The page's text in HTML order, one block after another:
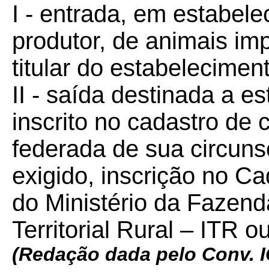
I - entrada, em
produtor, de animais
titular do
II - saída destinada a
inscrito no cadastro de
federada de sua
exigido, inscrição no
do Ministério da
Territorial Rural – ITR
(Redação dada pelo Conv.